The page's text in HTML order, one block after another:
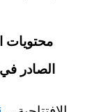
محتويات
الصادر في